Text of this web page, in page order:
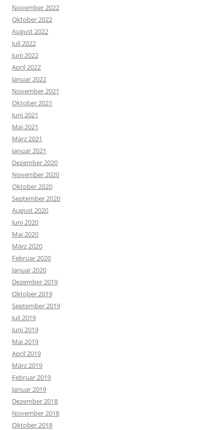
November 2022
Oktober 2022
August 2022
Juli 2022
Juni 2022
April 2022
Januar 2022
November 2021
Oktober 2021
Juni 2021
Mai 2021
März 2021
Januar 2021
Dezember 2020
November 2020
Oktober 2020
September 2020
August 2020
Juni 2020
Mai 2020
März 2020
Februar 2020
Januar 2020
Dezember 2019
Oktober 2019
September 2019
Juli 2019
Juni 2019
Mai 2019
April 2019
März 2019
Februar 2019
Januar 2019
Dezember 2018
November 2018
Oktober 2018